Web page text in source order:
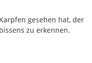
gesehen hat, der
zu erkennen.